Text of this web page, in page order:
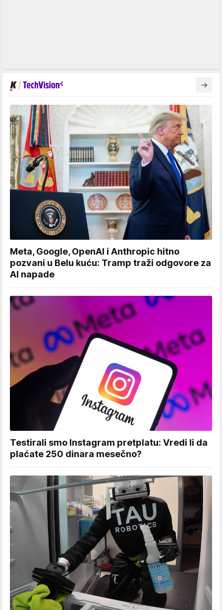
Meta, Google, OpenAI i Anthropic hitno
pozvani u Belu kuću: Tramp traži odgovore za
AI napade
Testirali smo Instagram pretplatu: Vredi li da
plaćate 250 dinara mesečno?